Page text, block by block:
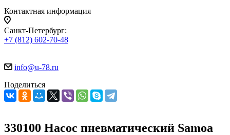
Контактная информация
Санкт-Петербург:
+7 (812) 602-70-48
info@u-78.ru
Поделиться
330100 Насос пневматический Samoa